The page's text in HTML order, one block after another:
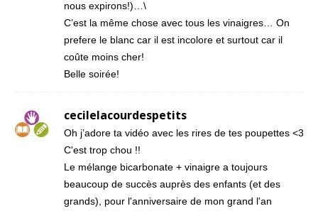
nous expirons!)…\
C’est la même chose avec tous les vinaigres… On
prefere le blanc car il est incolore et surtout car il
coûte moins cher!
Belle soirée!
cecilelacourdespetits
Oh j’adore ta vidéo avec les rires de tes poupettes <3
C'est trop chou !!
Le mélange bicarbonate + vinaigre a toujours
beaucoup de succès auprès des enfants (et des
grands), pour l'anniversaire de mon grand l'an